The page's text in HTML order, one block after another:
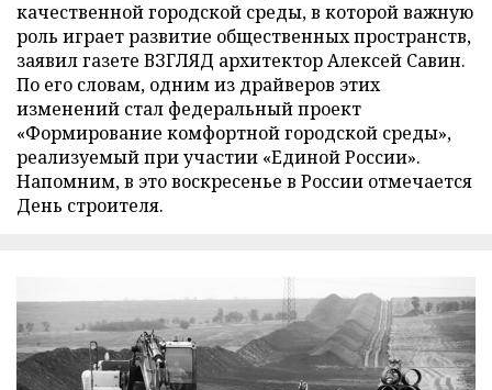
качественной городской среды, в которой важную
роль играет развитие общественных пространств,
заявил газете ВЗГЛЯД архитектор Алексей Савин.
По его словам, одним из драйверов этих
изменений стал федеральный проект
«Формирование комфортной городской среды»,
реализуемый при участии «Единой России».
Напомним, в это воскресенье в России отмечается
День строителя.